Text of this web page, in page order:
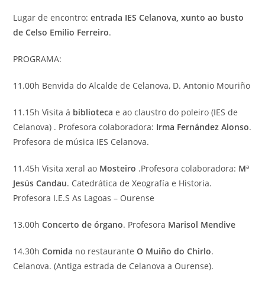
Lugar de encontro:entrada IES Celanova, xunto ao busto
de Celso Emilio Ferreiro.
PROGRAMA:
11.00h Benvida do Alcalde de Celanova, D. Antonio Mouriño
11.15h Visita á biblioteca e ao claustro do poleiro (IES de
Celanova) . Profesora colaboradora: Irma Fernández Alonso.
Profesora de música IES Celanova.
11.45h Visita xeral ao Mosteiro .Profesora colaboradora: Mª
Jesús Candau. Catedrática de Xeografía e Historia.
Profesora I.E.S As Lagoas – Ourense
13.00hConcerto de órgano. Profesora Marisol Mendive
14.30hComida no restauranteO Muiño do Chirlo.
Celanova. (Antiga estrada de Celanova a Ourense).